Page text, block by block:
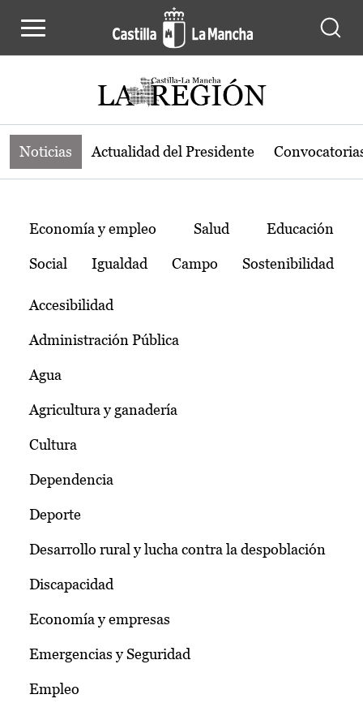
Noticias de la región de Castilla-La
Noticias Actualidad del Presidente
Temas
Economía y empleo Salud Educación
Social Igualdad Campo Sostenibilidad
Accesibilidad
Administración Pública
Agua
Agricultura y ganadería
Cultura
Dependencia
Deporte
Desarrollo rural y lucha contra la despoblación
Discapacidad
Economía y empresas
Emergencias y Seguridad
Empleo